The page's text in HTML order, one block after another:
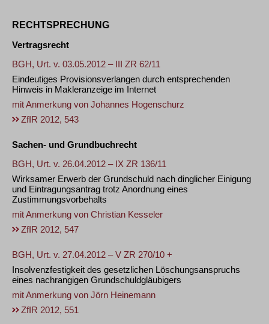
RECHTSPRECHUNG
Vertragsrecht
BGH, Urt. v. 03.05.2012 – III ZR 62/11
Eindeutiges Provisionsverlangen durch entsprechenden
Hinweis in Makleranzeige im Internet
mit Anmerkung von Johannes Hogenschurz
ZfIR 2012, 543
Sachen- und Grundbuchrecht
BGH, Urt. v. 26.04.2012 – IX ZR 136/11
Wirksamer Erwerb der Grundschuld nach dinglicher Einigung
und Eintragungsantrag trotz Anordnung eines
Zustimmungsvorbehalts
mit Anmerkung von Christian Kesseler
ZfIR 2012, 547
BGH, Urt. v. 27.04.2012 – V ZR 270/10 +
Insolvenzfestigkeit des gesetzlichen Löschungsanspruchs
eines nachrangigen Grundschuldgläubigers
mit Anmerkung von Jörn Heinemann
ZfIR 2012, 551